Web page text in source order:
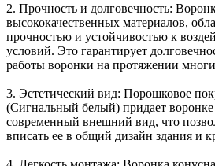
2. Прочность и долговечность:
высококачественных материалов,
прочностью и устойчивостью к
условий. Это гарантирует
работы воронки на протяжении
3. Эстетический вид: Порошковое
(Сигнальный белый) придает
современный внешний вид, что
вписать ее в общий дизайн здания и